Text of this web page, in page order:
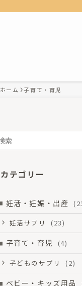
ホーム 子育て・育児
カテゴリー
妊活・妊娠・出産
妊活サプリ (23)
子育て・育児 (4)
子どものサプリ (2)
ベビー・キッズ用品